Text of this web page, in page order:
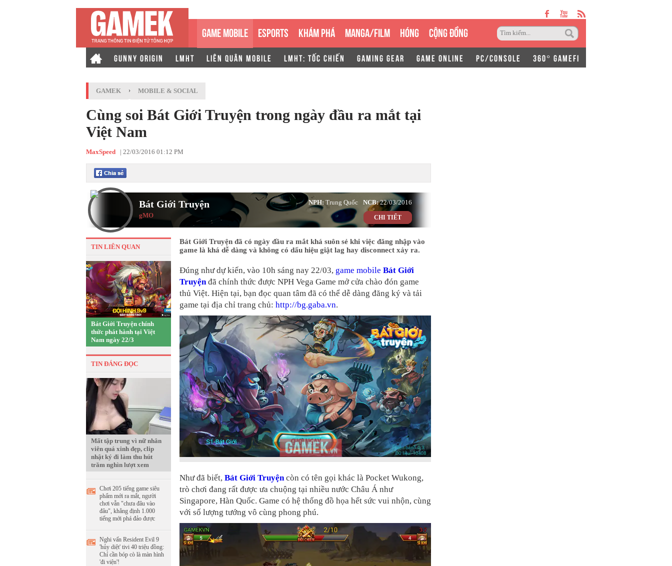
GAME MOBILE ESPORTS KHÁM PHÁ MANGA/FILM HÓNG CỘNG ĐỒNG
GUNNY ORIGIN LMHT LIÊN QUÂN MOBILE LMHT: TỐC CHIẾN GAMING GEAR GAME ONLINE PC/CONSOLE 360° GAMEFI
GAMEK › MOBILE & SOCIAL
Cùng soi Bát Giới Truyện trong ngày đầu ra mắt tại
Việt Nam
MaxSpeed | 22/03/2016 01:12 PM
Bát Giới Truyện
gMO
22/03/2016
NCB:
Trung Quốc
NPH:
CHI TIẾT
TIN LIÊN QUAN
Bát Giới Truyện chính
thức phát hành tại Việt
Nam ngày 22/3
TIN ĐÁNG ĐỌC
Mất tập trung vì nữ nhân
viên quá xinh đẹp, clip
nhật ký đi làm thu hút
trăm nghìn lượt xem
Chơi 205 tiếng game siêu
phẩm mới ra mắt, người
chơi vẫn "chưa đâu vào
đâu", khẳng định 1.000
tiếng mới phá đảo được
Nghi vấn Resident Evil 9
'hủy diệt' tivi 40 triệu đồng:
Chỉ cần bóp cò là màn hình
'đi viện'!
Bát Giới Truyện đã có ngày đầu ra mắt khá suôn sẻ khi việc đăng nhập vào
game là khá dễ dàng và không có dấu hiệu giật lag hay disconnect xảy ra.
Đúng như dự kiến, vào 10h sáng nay 22/03, game mobile Bát Giới
Truyệnđã chính thức được NPH Vega Game mở cửa chào đón game
thủ Việt. Hiện tại, bạn đọc quan tâm đã có thể dễ dàng đăng ký và tải
game tại địa chỉ trang chủ: http://bg.gaba.vn.
Như đã biết, Bát Giới Truyệncòn có tên gọi khác là Pocket Wukong,
trò chơi đang rất được ưa chuộng tại nhiều nước Châu Á như
Singapore, Hàn Quốc. Game có hệ thống đồ họa hết sức vui nhộn, cùng
với số lượng tướng vô cùng phong phú.